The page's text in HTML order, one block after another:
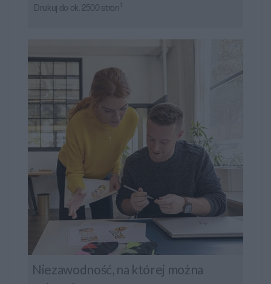
Drukuj do ok. 2500 stron 1
Niezawodność, na której można